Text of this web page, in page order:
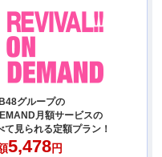
グループの
月額サービスの
て見られる定額プラン！
5,478円